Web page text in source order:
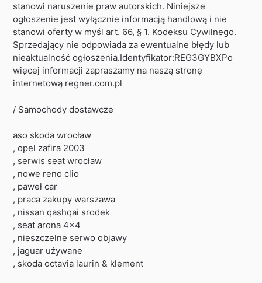
stanowi naruszenie praw autorskich. Niniejsze
ogłoszenie jest wyłącznie informacją handlową i nie
stanowi oferty w myśl art. 66, § 1. Kodeksu Cywilnego.
Sprzedający nie odpowiada za ewentualne błędy lub
nieaktualność ogłoszenia.Identyfikator:REG3GYBXPo
więcej informacji zapraszamy na naszą stronę
internetową regner.com.pl
/ Samochody dostawcze
aso skoda wrocław
, opel zafira 2003
, serwis seat wrocław
, nowe reno clio
, paweł car
, praca zakupy warszawa
, nissan qashqai srodek
, seat arona 4×4
, nieszczelne serwo objawy
, jaguar używane
, skoda octavia laurin & klement